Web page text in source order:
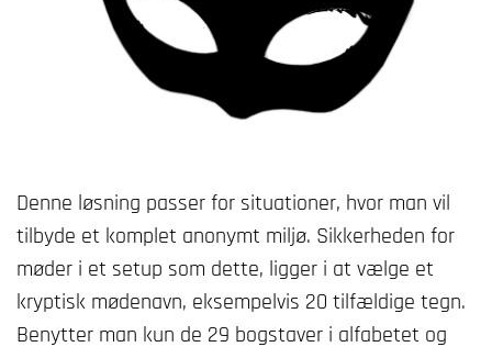
Denne løsning passer for situationer, hvor man vil
tilbyde et komplet anonymt miljø. Sikkerheden for
møder i et setup som dette, ligger i at vælge et
kryptisk mødenavn, eksempelvis 20 tilfældige tegn.
Benytter man kun de 29 bogstaver i alfabetet og